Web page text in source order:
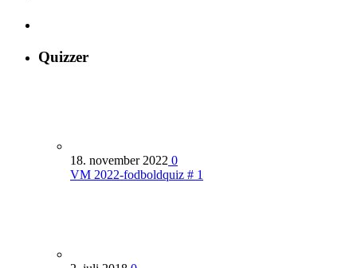
Quizzer
18. november 2022 0
VM 2022-fodboldquiz # 1